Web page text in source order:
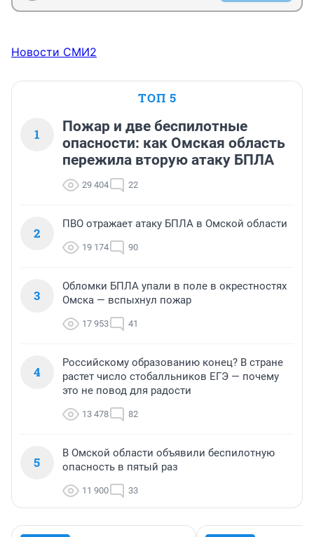
Новости СМИ2
ТОП 5
1
Пожар и две беспилотные
опасности: как Омская область
пережила вторую атаку БПЛА
29 404 22
2
ПВО отражает атаку БПЛА в Омской области
19 174 90
3
Обломки БПЛА упали в поле в окрестностях
Омска — вспыхнул пожар
17 953 41
4
Российскому образованию конец? В стране
растет число стобалльников ЕГЭ — почему
это не повод для радости
13 478 82
5
В Омской области объявили беспилотную
опасность в пятый раз
11 900 33